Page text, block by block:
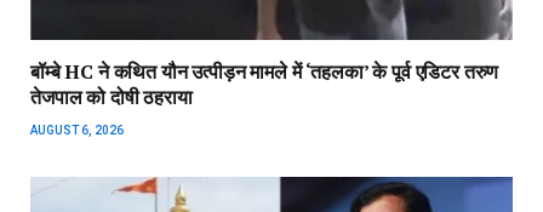
बॉम्बे HC ने कथित यौन उत्पीड़न मामले में ‘तहलका’ के पूर्व एडिटर तरुण
तेजपाल को दोषी ठहराया
AUGUST 6, 2026